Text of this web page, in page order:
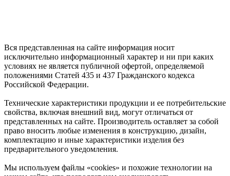
Вся представленная на сайте информация носит
исключительно информационный характер и ни при каких
условиях не является публичной офертой, определяемой
положениями Статей 435 и 437 Гражданского кодекса
Российской Федерации.
Технические характеристики продукции и ее потребительские
свойства, включая внешний вид, могут отличаться от
представленных на сайте. Производитель оставляет за собой
право вносить любые изменения в конструкцию, дизайн,
комплектацию и иные характеристики изделия без
предварительного уведомления.
Мы используем файлы «cookies» и похожие технологии на